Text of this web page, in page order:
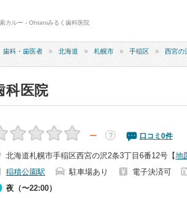
カルー - Ohtaniみるく歯科医院
歯科・歯医者 北海道 札幌市 手稲区 西宮の
科医院
－ ？ 口コミ 0件
北海道札幌市手稲区西宮の沢2条3丁目6番12号 【地
稲積公園駅
駐車場あり 電子決済可
夜（〜22:00）